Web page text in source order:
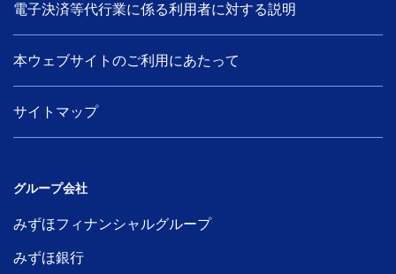
電子決済等代行業に係る利用者に対する説明
本ウェブサイトのご利用にあたって
サイトマップ
グループ会社
みずほフィナンシャルグループ
みずほ銀行